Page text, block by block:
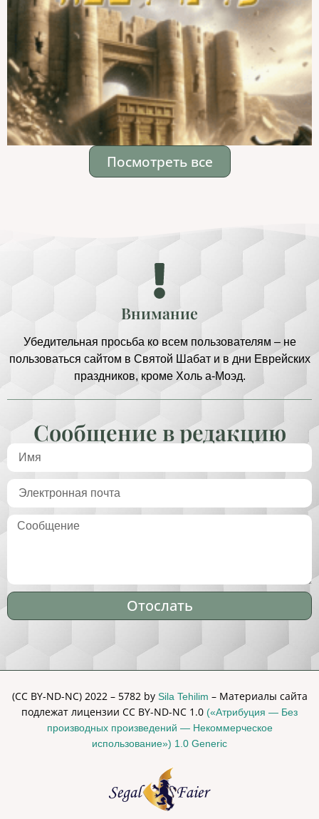
Посмотреть все
Внимание
Убедительная просьба ко всем пользователям – не
пользоваться сайтом в Святой Шабат и в дни Еврейских
праздников, кроме Холь а-Моэд.
Сообщение в редакцию
Отослать
(CC BY-ND-NC) 2022 – 5782 by Sila Tehilim – Материалы сайта
подлежат лицензии CC BY-ND-NC 1.0 («Атрибуция — Без
производных произведений — Некоммерческое
использование») 1.0 Generic